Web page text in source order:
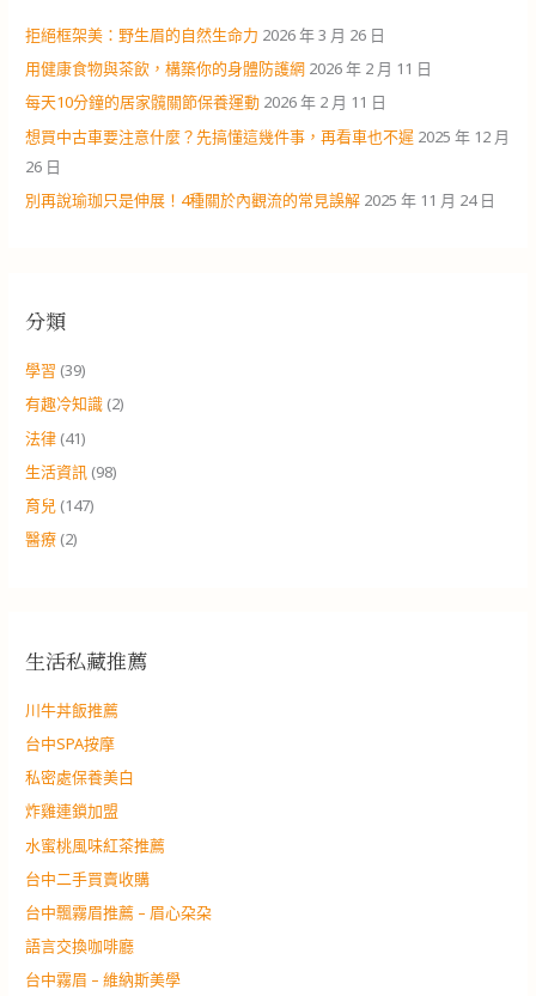
拒絕框架美：野生眉的自然生命力 2026 年 3 月 26 日
用健康食物與茶飲，構築你的身體防護網 2026 年 2 月 11 日
每天10分鐘的居家髖關節保養運動 2026 年 2 月 11 日
想買中古車要注意什麼？先搞懂這幾件事，再看車也不遲 2025 年 12 月
26 日
別再說瑜珈只是伸展！4種關於內觀流的常見誤解 2025 年 11 月 24 日
分類
學習 (39)
有趣冷知識 (2)
法律 (41)
生活資訊 (98)
育兒 (147)
醫療 (2)
生活私藏推薦
川牛丼飯推薦
台中SPA按摩
私密處保養美白
炸雞連鎖加盟
水蜜桃風味紅茶推薦
台中二手買賣收購
台中飄霧眉推薦 – 眉心朶朶
語言交換咖啡廳
台中霧眉 – 維納斯美學